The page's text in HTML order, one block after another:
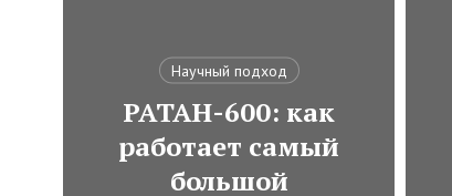
Научный подход
РАТАН-600: как
работает самый
большой